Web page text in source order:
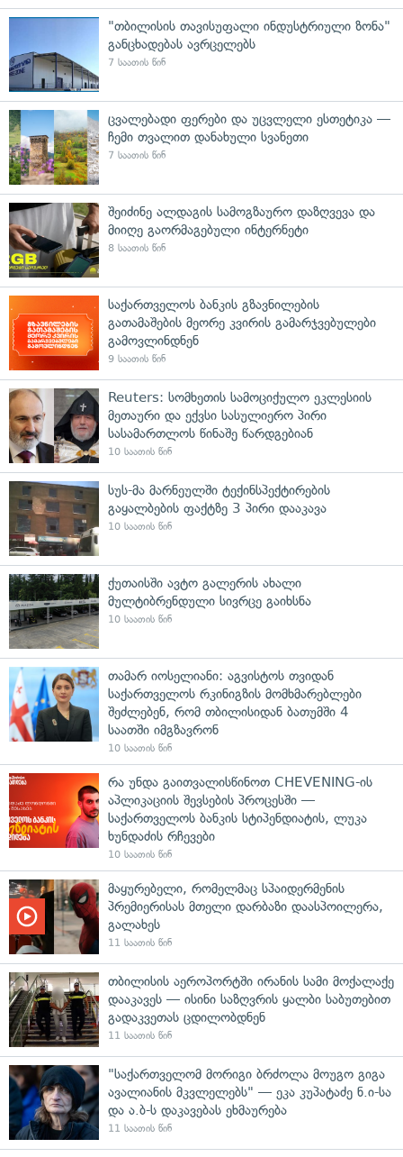
"თბილისის თავისუფალი ინდუსტრიული ზონა"
განცხადებას ავრცელებს
7 საათის წინ
ცვალებადი ფერები და უცვლელი ესთეტიკა —
ჩემი თვალით დანახული სვანეთი
7 საათის წინ
შეიძინე ალდაგის სამოგზაურო დაზღვევა და
მიიღე გაორმაგებული ინტერნეტი
8 საათის წინ
საქართველოს ბანკის გზავნილების
გათამაშების მეორე კვირის გამარჯვებულები
გამოვლინდნენ
9 საათის წინ
Reuters: სომხეთის სამოციქულო ეკლესიის
მეთაური და ექვსი სასულიერო პირი
სასამართლოს წინაშე წარდგებიან
10 საათის წინ
სუს-მა მარნეულში ტექინსპექტირების
გაყალბების ფაქტზე 3 პირი დააკავა
10 საათის წინ
ქუთაისში ავტო გალერის ახალი
მულტიბრენდული სივრცე გაიხსნა
10 საათის წინ
თამარ იოსელიანი: აგვისტოს თვიდან
საქართველოს რკინიგზის მომხმარებლები
შეძლებენ, რომ თბილისიდან ბათუმში 4
საათში იმგზავრონ
10 საათის წინ
რა უნდა გაითვალისწინოთ CHEVENING-ის
აპლიკაციის შევსების პროცესში —
საქართველოს ბანკის სტიპენდიატის, ლუკა
ხუნდაძის რჩევები
10 საათის წინ
მაყურებელი, რომელმაც სპაიდერმენის
პრემიერისას მთელი დარბაზი დაასპოილერა,
გალახეს
11 საათის წინ
თბილისის აეროპორტში ირანის სამი მოქალაქე
დააკავეს — ისინი საზღვრის ყალბი საბუთებით
გადაკვეთას ცდილობდნენ
11 საათის წინ
"საქართველომ მორიგი ბრძოლა მოუგო გიგა
ავალიანის მკვლელებს" — ეკა კუპატაძე ნ.ი-სა
და ა.ბ-ს დაკავებას ეხმაურება
11 საათის წინ